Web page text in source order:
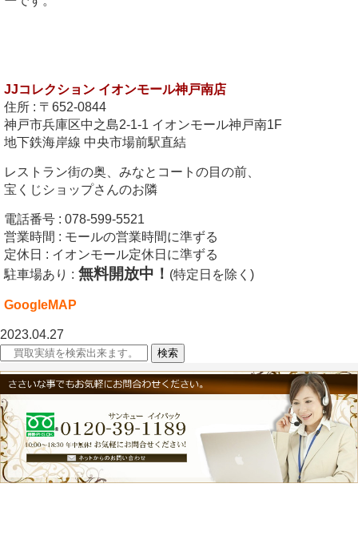
JJコレクション イオンモール神戸南店
住所 : 〒652-0844
神戸市兵庫区中之島2-1-1 イオンモール神戸南1F
地下鉄海岸線 中央市場前駅直結
レストラン街の奥、みなとコートの目の前、
宝くじショップさんのお隣
電話番号 : 078-599-5521
営業時間 : モールの営業時間に準ずる
定休日 : イオンモール定休日に準ずる
駐車場あり : 無料開放中！ (特定日を除く)
GoogleMAP
2023.04.27